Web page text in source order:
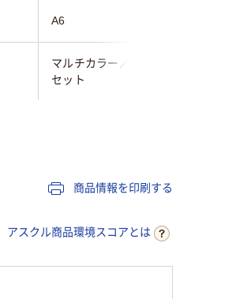
A6
マルチカラー／多色
セット
商品情報を印刷する
アスクル商品環境スコアとは